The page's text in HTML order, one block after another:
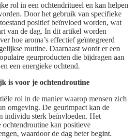
rol in een ochtendritueel en kan helpen
Door het gebruik van specifieke
positief beïnvloed worden, wat
van de dag. In dit artikel worden
hoe aroma’s effectief geïntegreerd
routine. Daarnaast wordt er een
geurproducten die bijdragen aan
een energieke ochtend.
is voor je ochtendroutine
rol in de manier waarop mensen zich
omgeving. De geurimpact kan de
individu sterk beïnvloeden. Het
ochtendroutine kan positieve
waardoor de dag beter begint.